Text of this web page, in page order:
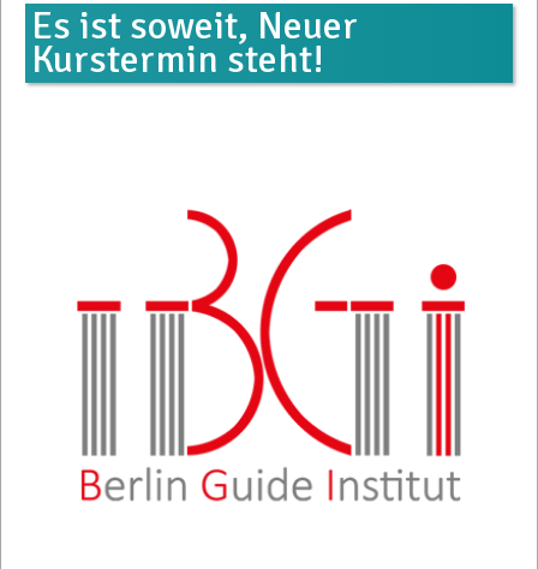
Es ist soweit, Neuer
Kurstermin steht!